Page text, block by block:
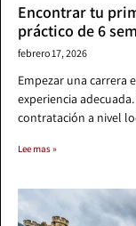
Encontrar tu
práctico de 6
febrero 17, 2026
Empezar una carrera
experiencia
contratación a nivel
Lee mas »